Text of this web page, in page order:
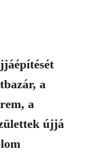
a
a
újjá